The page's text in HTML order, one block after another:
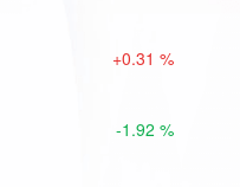
+0.31 %
-1.92 %